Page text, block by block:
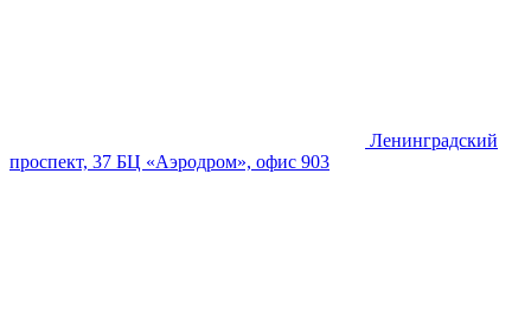
Ленинградский
проспект, 37 БЦ «Аэродром», офис 903